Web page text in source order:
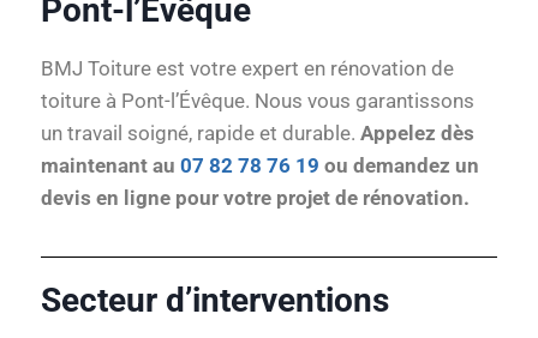
Pont-l’Évêque
BMJ Toiture est votre expert en rénovation de
toiture à Pont-l’Évêque. Nous vous garantissons
un travail soigné, rapide et durable. Appelez dès
maintenant au 07 82 78 76 19 ou demandez un
devis en ligne pour votre projet de rénovation.
Secteur d’interventions